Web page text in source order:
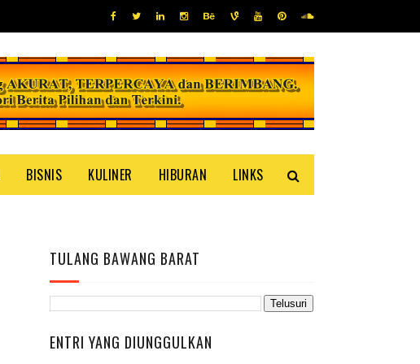
BISNIS KULINER HIBURAN LINKS
TULANG BAWANG BARAT
ENTRI YANG DIUNGGULKAN